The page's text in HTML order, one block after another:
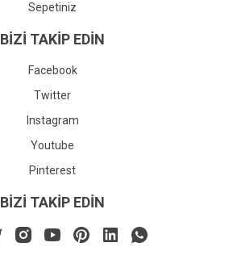
Sepetiniz
BİZİ TAKİP EDİN
Facebook
Twitter
Instagram
Youtube
Pinterest
BİZİ TAKİP EDİN